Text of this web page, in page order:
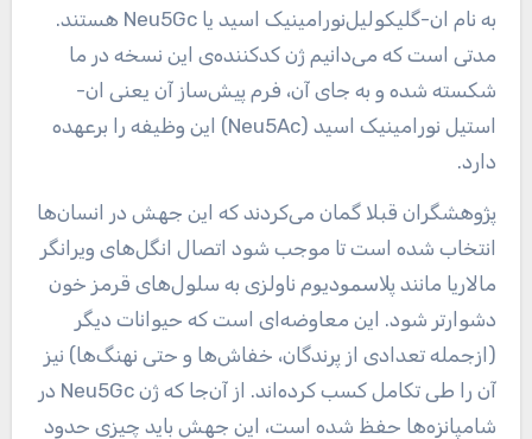
به نام ان-گلیکولیل‌نورامینیک اسید یا Neu5Gc هستند.
مدتی است که می‌دانیم ژن کدکننده‌ی این نسخه در ما
شکسته شده و به جای آن، فرم پیش‌ساز آن یعنی ان-
استیل نورامینیک اسید (Neu5Ac) این وظیفه را برعهده
دارد.
پژوهشگران قبلا گمان می‌کردند که این جهش در انسان‌ها
انتخاب شده است تا موجب شود اتصال انگل‌های ویرانگر
مالاریا مانند ﭘﻼﺳﻤﻮدﯾﻮم ناولزی به سلول‌های قرمز خون
دشوارتر شود. این معاوضه‌ای است که حیوانات دیگر
(ازجمله تعدادی از پرندگان، خفاش‌ها و حتی نهنگ‌ها) نیز
آن را طی تکامل کسب کرده‌اند. از آن‌جا که ژن Neu5Gc در
شامپانزه‌ها حفظ شده است، این جهش باید چیزی حدود